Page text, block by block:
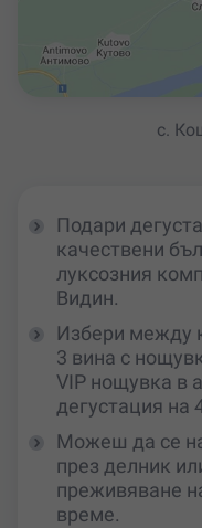
с.
Подари
качествени
луксозния
Видин.
Избери между
3 вина с
VIP нощувка в
дегустация на
Можеш да се
през делник
преживяване
време.